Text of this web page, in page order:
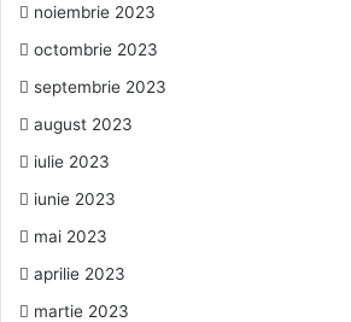
noiembrie 2023
octombrie 2023
septembrie 2023
august 2023
iulie 2023
iunie 2023
mai 2023
aprilie 2023
martie 2023